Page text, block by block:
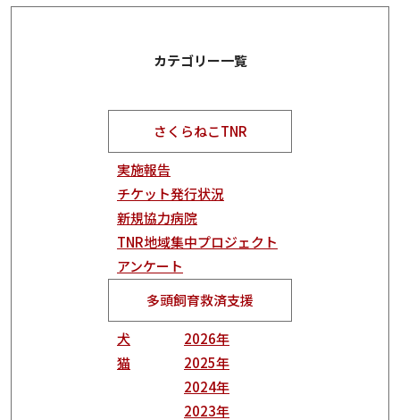
カテゴリー一覧
さくらねこTNR
実施報告
チケット発行状況
新規協力病院
TNR地域集中プロジェクト
アンケート
多頭飼育救済支援
犬
猫
2026年
2025年
2024年
2023年